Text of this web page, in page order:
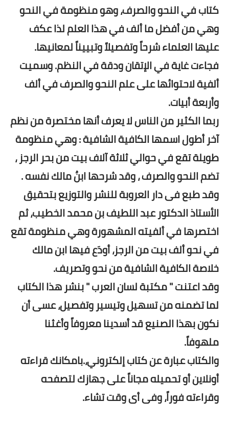
كتاب في النحو والصرف، وهو منظومة في النحو
وهي من أفضل ما ألف في هذا العلم لذا عكف
عليها العلماء شرحاً وتفصيلاً وتبييناً لمعانيها.
فجاءت غاية في الإتقان ودقة في النظم. وسميت
ألفية لاحتوائها على علم النحو والصرف في ألف
وأربعة أبيات.
ربما الكثير من الناس لا يعرف أنها مختصرة من نظم
آخر أطول اسمها الكافية الشافية : وهي منظومة
طويلة تقع في حوالي ثلاثة آلاف بيت من بحر الرجز ،
تضم النحو والصرف ، وقد شرحها ابنُ مالك نفسه .
وقد طبع فى دار العروبة للنشر والتوزيع بتحقيق
الأستاذ الدكتور عبد اللطيف بن محمد الخطيب،ثم
اختصرها في ألفيته المشهورة وهي منظومة تقع
في نحو ألف بيت من الرجز، أودَع فيها ابن مالك
خلاصة الكافية الشافية من نحو وتصريف.
وقد اعتنت " مكتبة لسان العرب " بنشر هذا الكتاب
لما تضمنه من تسهيل وتيسير وتفصيل، عسى أن
نكون بهذا الصنيع قد أسدينا معروفاً وأغثنا
ملهوفاً.
والكتاب عبارة عن كتاب إلكتروني،.بامكانك قراءته
أونلاين أو تحميله مجاناً على جهازك لتصفحه
وقراءته فوراً، وفى أى وقت تشاء.